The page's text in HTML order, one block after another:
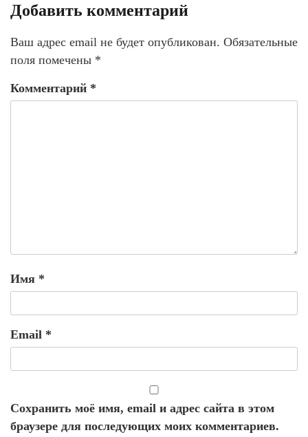
Добавить комментарий
Ваш адрес email не будет опубликован. Обязательные
поля помечены *
Комментарий *
Имя *
Email *
Сохранить моё имя, email и адрес сайта в этом
браузере для последующих моих комментариев.